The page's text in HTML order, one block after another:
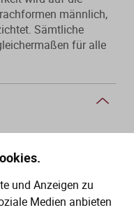
und Anzeigen zu
Medien anbieten
männlich,
Sämtliche
für alle